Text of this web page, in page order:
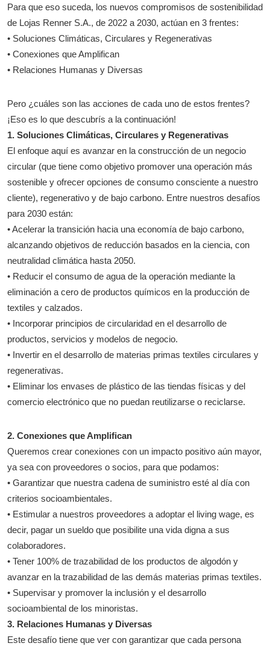
Para que eso suceda, los nuevos compromisos de sostenibilidad
de Lojas Renner S.A., de 2022 a 2030, actúan en 3 frentes:
• Soluciones Climáticas, Circulares y Regenerativas
• Conexiones que Amplifican
• Relaciones Humanas y Diversas
Pero ¿cuáles son las acciones de cada uno de estos frentes?
¡Eso es lo que descubrís a la continuación!
1. Soluciones Climáticas, Circulares y Regenerativas
El enfoque aquí es avanzar en la construcción de un negocio
circular (que tiene como objetivo promover una operación más
sostenible y ofrecer opciones de consumo consciente a nuestro
cliente), regenerativo y de bajo carbono. Entre nuestros desafíos
para 2030 están:
• Acelerar la transición hacia una economía de bajo carbono,
alcanzando objetivos de reducción basados en la ciencia, con
neutralidad climática hasta 2050.
• Reducir el consumo de agua de la operación mediante la
eliminación a cero de productos químicos en la producción de
textiles y calzados.
• Incorporar principios de circularidad en el desarrollo de
productos, servicios y modelos de negocio.
• Invertir en el desarrollo de materias primas textiles circulares y
regenerativas.
• Eliminar los envases de plástico de las tiendas físicas y del
comercio electrónico que no puedan reutilizarse o reciclarse.
2. Conexiones que Amplifican
Queremos crear conexiones con un impacto positivo aún mayor,
ya sea con proveedores o socios, para que podamos:
• Garantizar que nuestra cadena de suministro esté al día con
criterios socioambientales.
• Estimular a nuestros proveedores a adoptar el living wage, es
decir, pagar un sueldo que posibilite una vida digna a sus
colaboradores.
• Tener 100% de trazabilidad de los productos de algodón y
avanzar en la trazabilidad de las demás materias primas textiles.
• Supervisar y promover la inclusión y el desarrollo
socioambiental de los minoristas.
3. Relaciones Humanas y Diversas
Este desafío tiene que ver con garantizar que cada persona